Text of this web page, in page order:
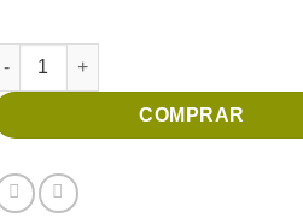
Cesta Doce Dia quantidade
COMPRAR